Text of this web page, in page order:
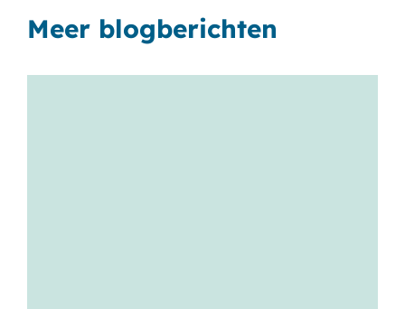
Meer blogberichten